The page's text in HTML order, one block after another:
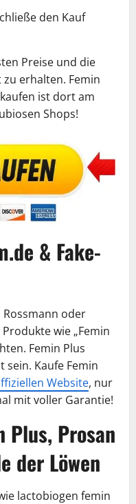
den Kauf
Preise und die
erhalten. Femin
ist dort am
Shops!
& Fake-
oder
wie „Femin
Femin Plus
sein. Kaufe Femin
Website, nur
mit voller Garantie!
Plus, Prosan
der Löwen
lactobiogen femin